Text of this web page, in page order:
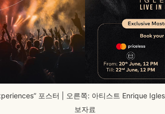
포스터 | 오른쪽: 아티스트 Enrique
보자료